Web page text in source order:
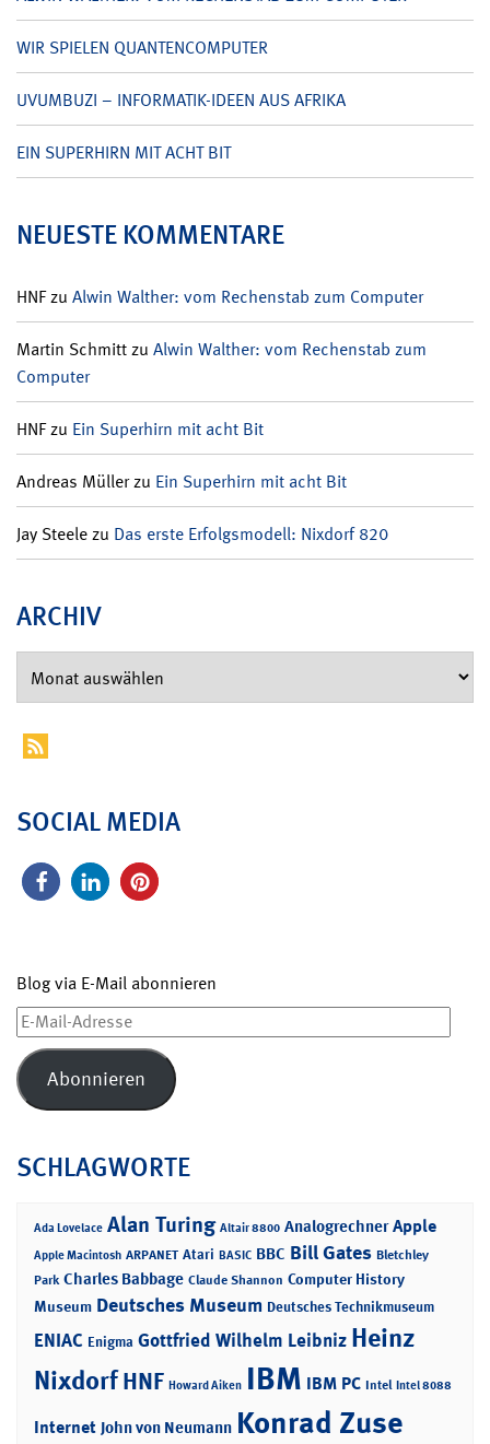
WIR SPIELEN QUANTENCOMPUTER
UVUMBUZI – INFORMATIK-IDEEN AUS AFRIKA
EIN SUPERHIRN MIT ACHT BIT
NEUESTE KOMMENTARE
HNFzu Alwin Walther: vom Rechenstab zum Computer
Martin Schmittzu Alwin Walther: vom Rechenstab zum
Computer
HNFzu Ein Superhirn mit acht Bit
Andreas Müllerzu Ein Superhirn mit acht Bit
Jay Steelezu Das erste Erfolgsmodell: Nixdorf 820
ARCHIV
SOCIAL MEDIA
Blog via E-Mail abonnieren
E-
Mail-
Adresse
Abonnieren
SCHLAGWORTE
Ada Lovelace Alan Turing Altair 8800 Analogrechner Apple
Apple Macintosh ARPANET Atari BASIC BBC Bill Gates Bletchley
Park Charles Babbage Claude Shannon Computer History
Museum Deutsches Museum Deutsches Technikmuseum
ENIAC Enigma Gottfried Wilhelm Leibniz Heinz
NixdorfHNF Howard Aiken IBM IBM PC Intel Intel 8088
Internet John von Neumann Konrad Zuse